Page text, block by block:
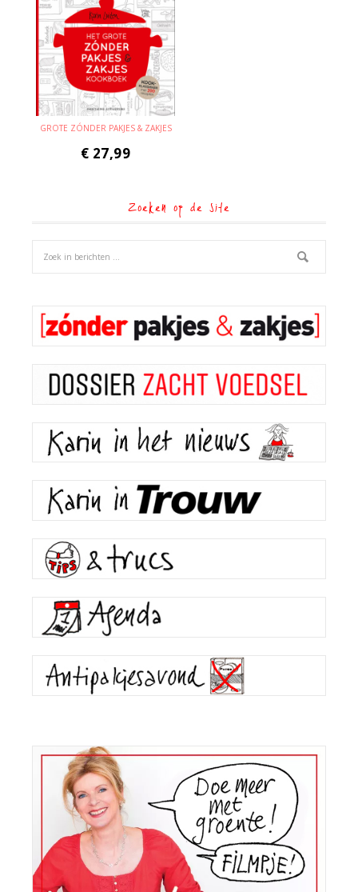
GROTE ZÓNDER PAKJES & ZAKJES
€ 27,99
Zoeken op de site